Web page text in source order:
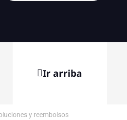
Ir arriba
y reembolsos